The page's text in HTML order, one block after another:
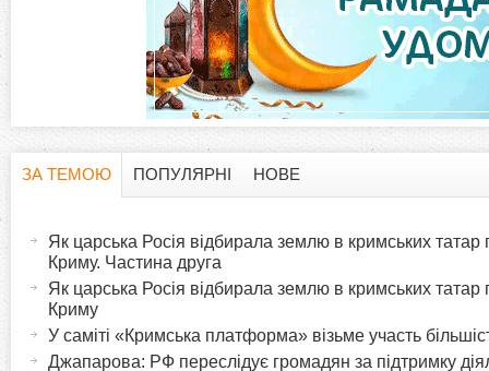
ЗА ТЕМОЮ
ПОПУЛЯРНІ НОВЕ
Як царська Росія відбирала землю в кримських татар
Криму. Частина друга
Як царська Росія відбирала землю в кримських татар
Криму
У саміті «Кримська платформа» візьме участь
Джапарова: РФ переслідує громадян за підтримку